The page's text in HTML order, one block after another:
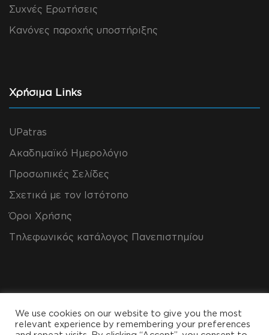
Συχνές Ερωτήσεις
Κανόνες παροχής υποστήριξης
Χρήσιμα Links
UPatras
Ακαδημαϊκό Ημερολόγιο
Προσωπικές Σελίδες
Σχετικά με τον Ιστότοπο
Όροι Χρήσης
Τηλεφωνικός κατάλογος Πανεπιστημίου
We use cookies on our website to give you the most
relevant experience by remembering your preferences